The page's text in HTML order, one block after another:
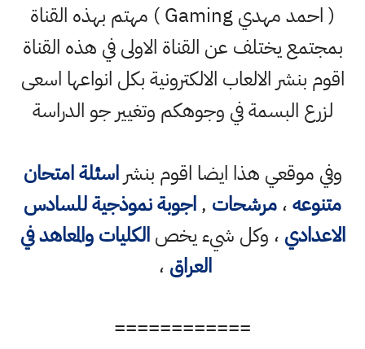
( احمد مهدي Gaming ) مهتم بهذه القناة
بمجتمع يختلف عن القناة الاولى في هذه القناة
اقوم بنشر الالعاب الالكترونية بكل انواعها اسعى
لزرع البسمة في وجوهكم وتغيير جو الدراسة
وفي موقعي هذا ايضا اقوم بنشراسئلة امتحان
متنوعه،مرشحات ,اجوبة نموذجية للسادس
الاعدادي ، وكل شيء يخصالكليات والمعاهد في
العراق ،
============